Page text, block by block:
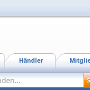
Händler